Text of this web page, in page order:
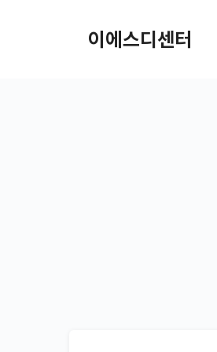
이에스디센터